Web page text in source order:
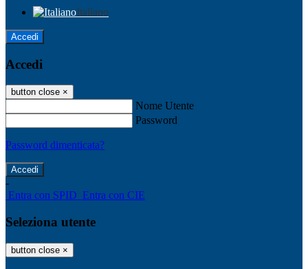
Italiano
Accedi
Accedi
button close ×
Nome Utente
Password
Password dimenticata?
-
Entra con SPID Entra con CIE
Seleziona utente
button close ×